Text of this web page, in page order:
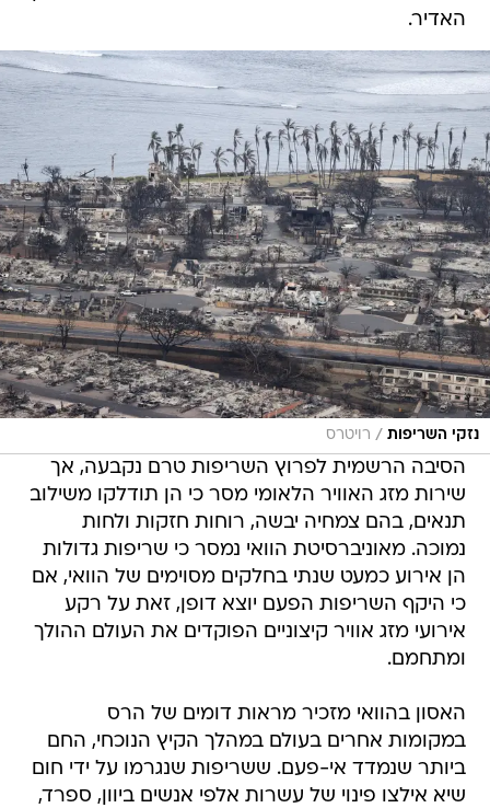
האדיר.
נזקי השריפות / רויטרס
הסיבה הרשמית לפרוץ השריפות טרם נקבעה, אך
שירות מזג האוויר הלאומי מסר כי הן תודלקו משילוב
תנאים, בהם צמחיה יבשה, רוחות חזקות ולחות
נמוכה. מאוניברסיטת הוואי נמסר כי שריפות גדולות
הן אירוע כמעט שנתי בחלקים מסוימים של הוואי, אם
כי היקף השריפות הפעם יוצא דופן, זאת על רקע
אירועי מזג אוויר קיצוניים הפוקדים את העולם ההולך
ומתחמם.
האסון בהוואי מזכיר מראות דומים של הרס
במקומות אחרים בעולם במהלך הקיץ הנוכחי, החם
ביותר שנמדד אי-פעם. ששריפות שנגרמו על ידי חום
שיא אילצו פינוי של עשרות אלפי אנשים ביוון, ספרד,